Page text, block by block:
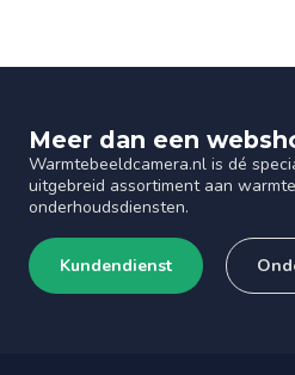
Meer dan een
Warmtebeeldcamera.nl is dé
uitgebreid assortiment aan
onderhoudsdiensten.
Kundendienst